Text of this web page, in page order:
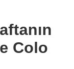
Colo